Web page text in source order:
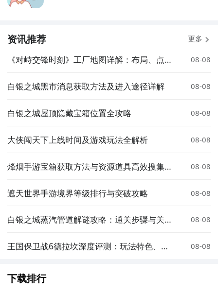
资讯推荐 更多
《对峙交锋时刻》工厂地图详解：布局、点位
08-08
白银之城黑市消息获取方法及进入途径详解 08-08
白银之城屋顶隐藏宝箱位置全攻略 08-08
大侠闯天下上线时间及游戏玩法全解析 08-08
烽烟手游宝箱获取方法与资源道具高效搜集攻
08-08
遮天世界手游境界等级排行与突破攻略 08-08
白银之城蒸汽管道解谜攻略：通关步骤与关键
08-08
王国保卫战6德拉坎深度评测：玩法特色、关
08-08
下载排行